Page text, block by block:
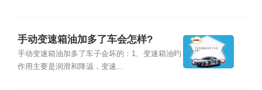
手动变速箱油加多了车会怎样?
手动变速箱油加多了车子会坏的：1、变速箱油旳
作用主要是润滑和降温，变速...